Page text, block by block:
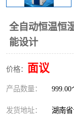
全自动恒温恒
能设计
价格： 面议
产品数量： 999.00
发货地址： 湖南